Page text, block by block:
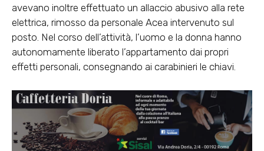
avevano inoltre effettuato un allaccio abusivo alla rete
elettrica, rimosso da personale Acea intervenuto sul
posto. Nel corso dell’attività, l’uomo e la donna hanno
autonomamente liberato l’appartamento dai propri
effetti personali, consegnando ai carabinieri le chiavi.